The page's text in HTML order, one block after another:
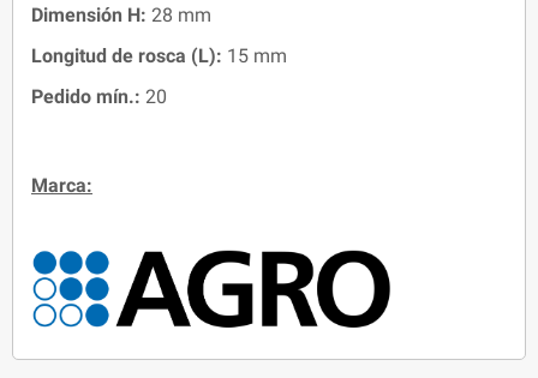
Dimensión H: 28 mm
Longitud de rosca (L): 15 mm
Pedido mín.: 20
Marca: